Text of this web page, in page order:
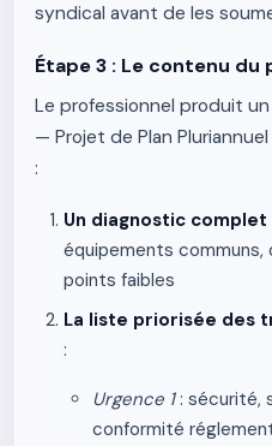
syndical avant de les
Étape 3 : Le contenu du
Le professionnel produit un
— Projet de Plan
:
Un diagnostic complet
équipements communs,
points faibles
La liste priorisée des
:
Urgence 1: sécurité,
conformité